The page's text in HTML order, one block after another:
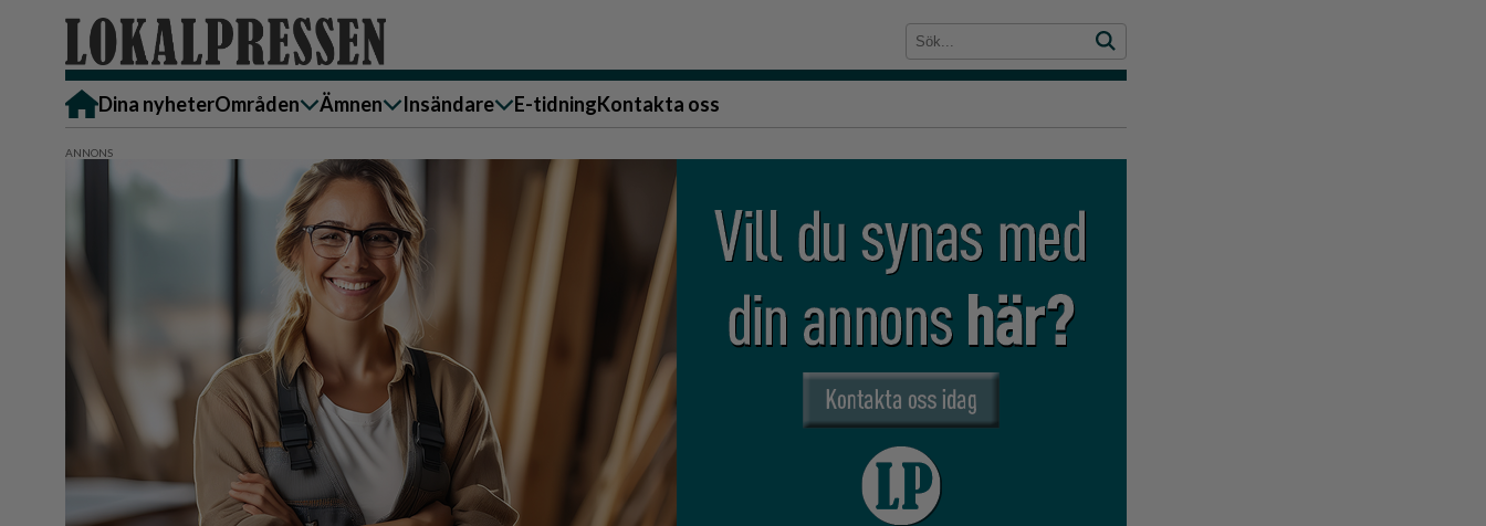
Dina nyheterOmråden
Alingsås
Härryda
Lerum
Partille
Göteborg
Backa/Kärra
Hisingen
Sydväst
Ämnen
Bostad
Ekonomi
Krönika
Kultur & Nöje
Familj
Nyheter
Näringsliv
Omsorg
Politik
Reportage
Insändare
Skicka insändare till oss
Härryda
Lerum
Göteborg
Backa/Kärra
Hisingen
Sydväst
E-tidningKontakta oss